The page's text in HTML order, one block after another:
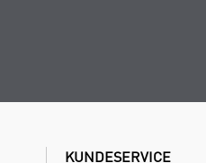
KUNDESERVICE